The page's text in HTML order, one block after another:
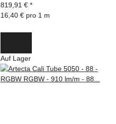
819,91 € *
16,40 € pro 1 m
Auf Lager